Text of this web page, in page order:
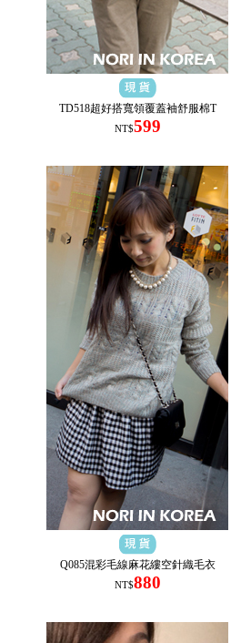
TD518超好搭寬領覆蓋袖舒服棉T
NT$599
Q085混彩毛線麻花縷空針織毛衣
NT$880